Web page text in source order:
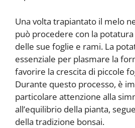
Una volta trapiantato il melo
può procedere con la
delle sue foglie e rami. La
essenziale per plasmare la
favorire la crescita di piccole
Durante questo processo, è
particolare attenzione alla
all’equilibrio della pianta,
della tradizione bonsai.